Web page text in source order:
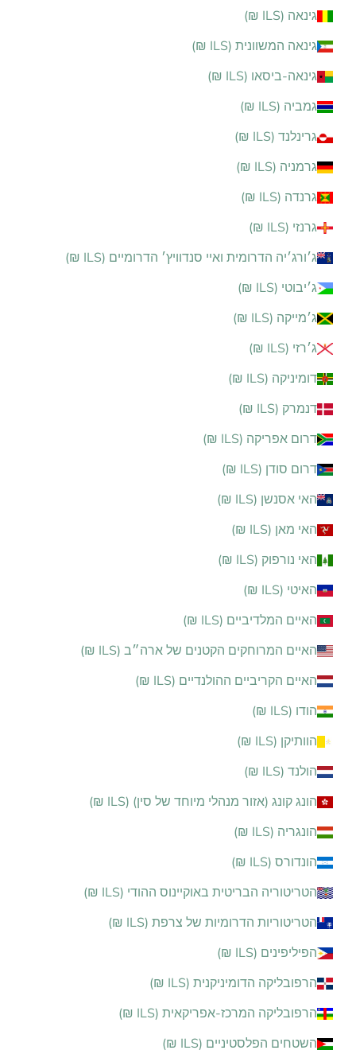
גינאה (ILS ₪)
גינאה המשוונית (ILS ₪)
גינאה-ביסאו (ILS ₪)
גמביה (ILS ₪)
גרינלנד (ILS ₪)
גרמניה (ILS ₪)
גרנדה (ILS ₪)
גרנזי (ILS ₪)
ג׳ורג׳יה הדרומית ואיי סנדוויץ׳ הדרומיים (ILS ₪)
ג׳יבוטי (ILS ₪)
ג׳מייקה (ILS ₪)
ג׳רזי (ILS ₪)
דומיניקה (ILS ₪)
דנמרק (ILS ₪)
דרום אפריקה (ILS ₪)
דרום סודן (ILS ₪)
האי אסנשן (ILS ₪)
האי מאן (ILS ₪)
האי נורפוק (ILS ₪)
האיטי (ILS ₪)
האיים המלדיביים (ILS ₪)
האיים המרוחקים הקטנים של ארה״ב (ILS ₪)
האיים הקריביים ההולנדיים (ILS ₪)
הודו (ILS ₪)
הוותיקן (ILS ₪)
הולנד (ILS ₪)
הונג קונג (אזור מנהלי מיוחד של סין) (ILS ₪)
הונגריה (ILS ₪)
הונדורס (ILS ₪)
הטריטוריה הבריטית באוקיינוס ההודי (ILS ₪)
הטריטוריות הדרומיות של צרפת (ILS ₪)
הפיליפינים (ILS ₪)
הרפובליקה הדומיניקנית (ILS ₪)
הרפובליקה המרכז-אפריקאית (ILS ₪)
השטחים הפלסטיניים (ILS ₪)